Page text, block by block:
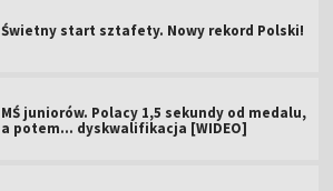
Świetny start sztafety. Nowy rekord Polski!
MŚ juniorów. Polacy 1,5 sekundy od medalu,
a potem... dyskwalifikacja [WIDEO]